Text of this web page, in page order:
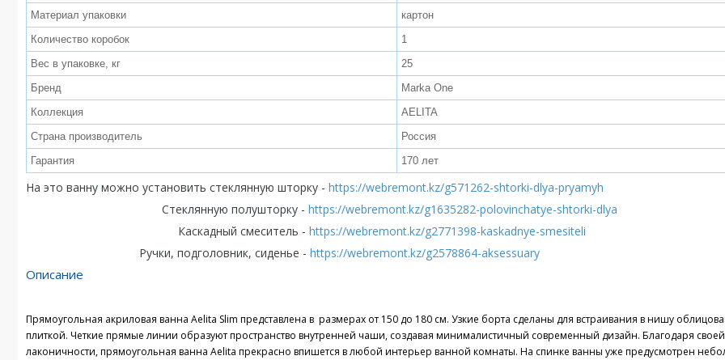
Материал упаковки
картон
Количество коробок
1
Вес в упаковке, кг
25
Бренд
Marka One
Коллекция
AELITA
Страна производитель
Россия
Гарантия
170 лет
На это ванну можно установить стеклянную шторку - https://webremont.kz/g571262-shtorki-dlya-pryamyh
Стеклянную полушторку - https://webremont.kz/g1635282-polovinchatye-shtorki-dlya
Каскадный смеситель - https://webremont.kz/g2771398-kaskadnye-smesiteli
Ручки, подголовник, сиденье - https://webremont.kz/g2578864-aksessuary
Описание
Прямоугольная акриловая ванна Aelita Slim представлена в размерах от 150 до 180 см. Узкие борта сделаны для встраивания в нишу
плиткой. Четкие прямые линии образуют пространство внутренней чаши, создавая минималистичный современный дизайн. Благодаря своей
лаконичности, прямоугольная ванна Aelita прекрасно впишется в любой интерьер ванной комнаты. На спинке ванны уже предусмотрен